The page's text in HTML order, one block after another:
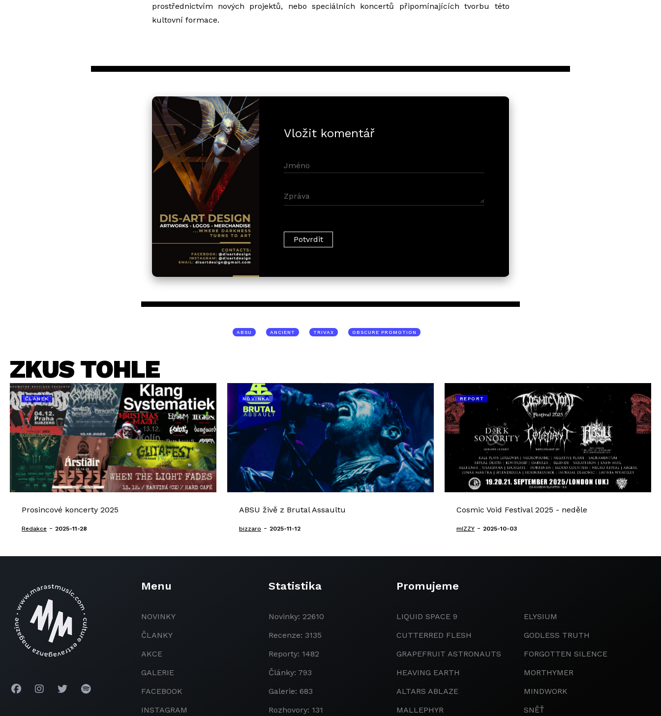
prostřednictvím nových projektů, nebo speciálních koncertů připomínajících tvorbu této
kultovní formace.
Vložit komentář
ABSU ANCIENT TRIVAX OBSCURE PROMOTION
ZKUS TOHLE
ČLÁNEK
Prosincové koncerty 2025
Redakce - 2025-11-28
NOVINKA
ABSU živě z Brutal Assaultu
bizzaro - 2025-11-12
REPORT
Cosmic Void Festival 2025 - neděle
mIZZY - 2025-10-03
Menu
NOVINKY
ČLANKY
AKCE
GALERIE
FACEBOOK
INSTAGRAM
Statistika
Novinky: 22610
Recenze: 3135
Reporty: 1482
Články: 793
Galerie: 683
Rozhovory: 131
Promujeme
LIQUID SPACE 9
CUTTERRED FLESH
GRAPEFRUIT ASTRONAUTS
HEAVING EARTH
ALTARS ABLAZE
MALLEPHYR
ELYSIUM
GODLESS TRUTH
FORGOTTEN SILENCE
MORTHYMER
MINDWORK
SNĚŤ